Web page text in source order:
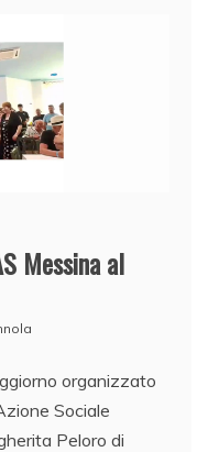
Messina al
organizzato
Sociale
Peloro di